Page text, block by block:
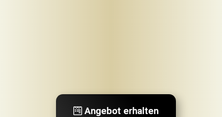
Angebot erhalten